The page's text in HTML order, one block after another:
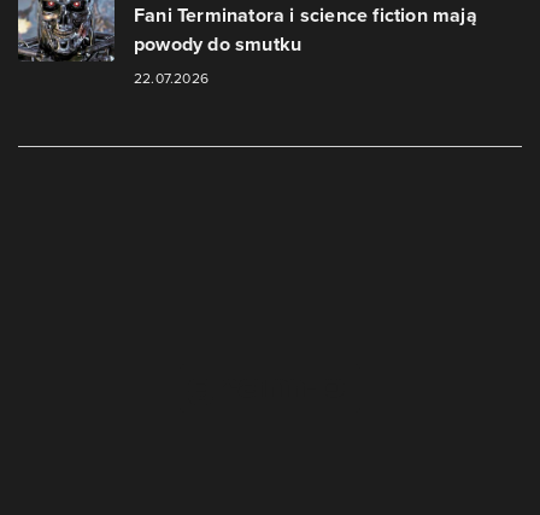
Fani Terminatora i science fiction mają
powody do smutku
22.07.2026